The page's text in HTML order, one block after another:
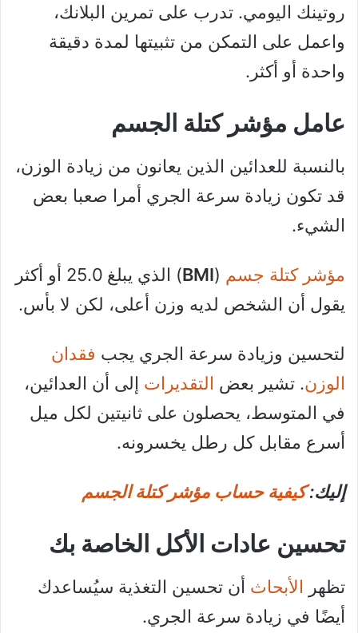
روتينك اليومي. تدرب على تمرين البلانك،
واعمل على التمكن من تثبيتها لمدة دقيقة
واحدة أو أكثر.
عامل مؤشر كتلة الجسم
بالنسبة للعدائين الذين يعانون من زيادة الوزن،
قد تكون زيادة سرعة الجري أمرا صعبا بعض
الشيء.
مؤشر كتلة جسم (
BMI
) الذي يبلغ 25.0 أو أكثر
يقول أن الشخص لديه وزن أعلى، لكن لا بأس.
لتحسين وزيادة سرعة الجري يجب فقدان
الوزن. تشير بعض التقديرات إلى أن العدائين،
في المتوسط​​، يحصلون على ثانيتين لكل ميل
أسرع مقابل كل رطل يخسرونه.
إليك:كيفية حساب مؤشر كتلة الجسم
تحسين عادات الأكل الخاصة بك
تظهر الأبحاث أن تحسين التغذية سيُساعدك
أيضًا في زيادة سرعة الجري.